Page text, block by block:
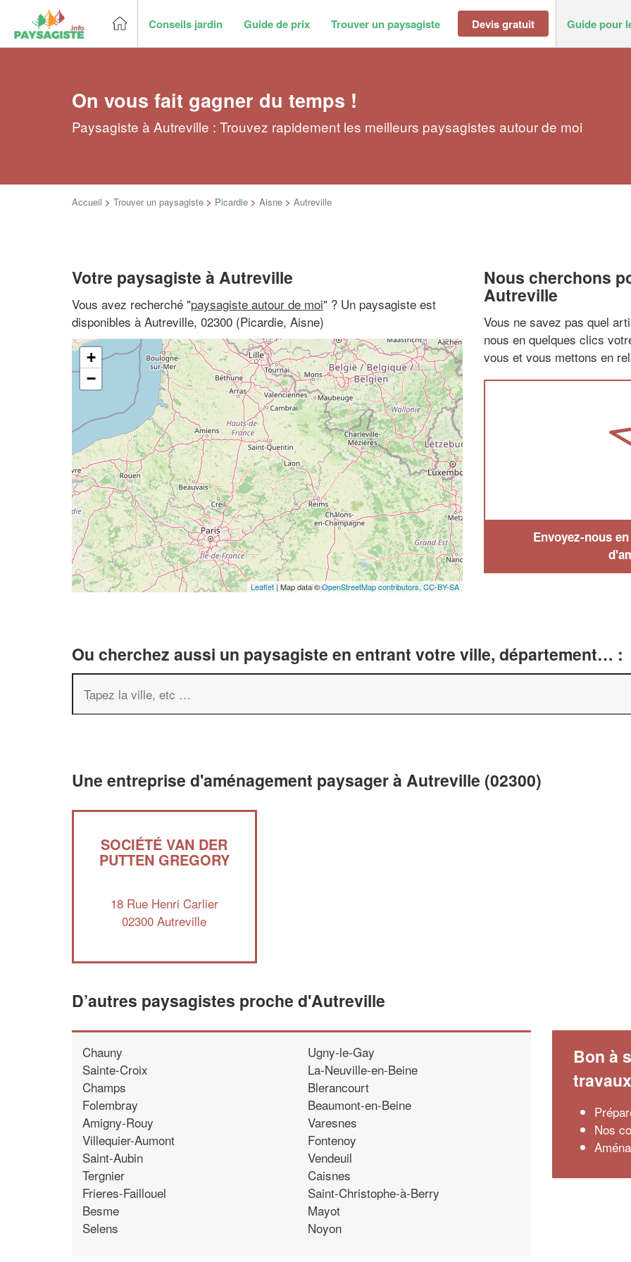
Conseils jardin Guide de prix Trouver un paysagiste Devis gratuit Guide pour
On vous fait gagner du temps !
Paysagiste à Autreville : Trouvez rapidement les meilleurs paysagistes autour de moi
Accueil > Trouver un paysagiste > Picardie > Aisne > Autreville
Votre paysagiste à Autreville
Vous avez recherché "paysagiste autour de moi" ? Un paysagiste est
disponibles à Autreville, 02300 (Picardie, Aisne)
+
−
Leaflet | Map data ©OpenStreetMap contributors, CC-BY-SA
Nous cherchons
Autreville
Vous ne savez pas quel
nous en quelques clics
vous et vous mettons en
Envoyez-nous
Ou cherchez aussi un paysagiste en entrant votre ville, département… :
Une entreprise d'aménagement paysager à Autreville (02300)
SOCIÉTÉ VAN DER
PUTTEN GREGORY
18 Rue Henri Carlier
02300 Autreville
D’autres paysagistes proche d'Autreville
Chauny
Sainte-Croix
Champs
Folembray
Amigny-Rouy
Villequier-Aumont
Saint-Aubin
Tergnier
Frieres-Faillouel
Besme
Selens
Ugny-le-Gay
La-Neuville-en-Beine
Blerancourt
Beaumont-en-Beine
Varesnes
Fontenoy
Vendeuil
Caisnes
Saint-Christophe-à-Berry
Mayot
Noyon
Bon à
travaux
Nos